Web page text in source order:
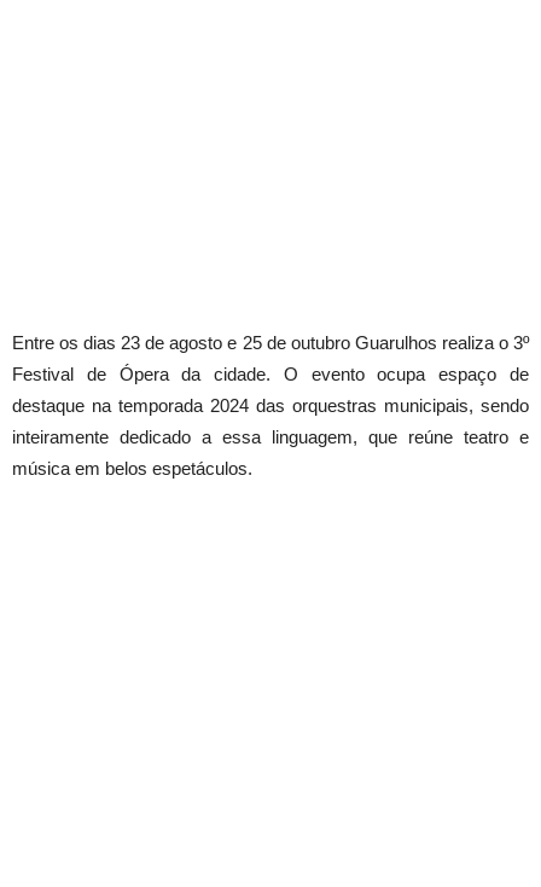
Entre os dias 23 de agosto e 25 de outubro Guarulhos realiza o 3º
Festival de Ópera da cidade. O evento ocupa espaço de
destaque na temporada 2024 das orquestras municipais, sendo
inteiramente dedicado a essa linguagem, que reúne teatro e
música em belos espetáculos.